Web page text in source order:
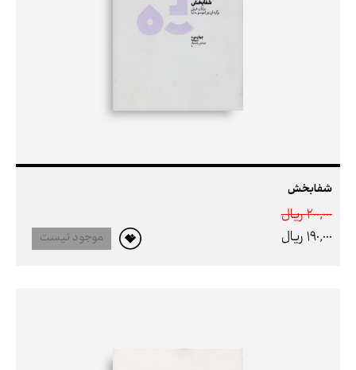
شفابخش
200,000 ريال
190,000 ريال
موجود نیست